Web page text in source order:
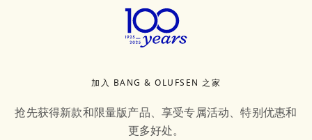
加入 BANG & OLUFSEN 之家
抢先获得新款和限量版产品、享受专属活动、特别优惠和
更多好处。